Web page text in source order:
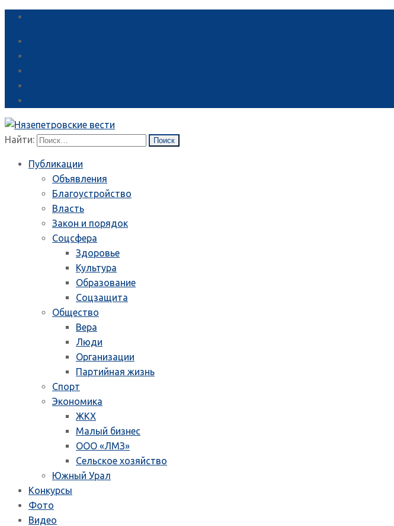
Найти:
Публикации
Объявления
Благоустройство
Власть
Закон и порядок
Соцсфера
Здоровье
Культура
Образование
Соцзащита
Общество
Вера
Люди
Организации
Партийная жизнь
Спорт
Экономика
ЖКХ
Малый бизнес
ООО «ЛМЗ»
Сельское хозяйство
Южный Урал
Конкурсы
Фото
Видео